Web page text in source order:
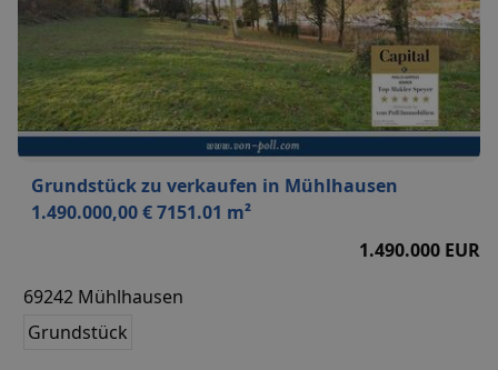
Grundstück zu verkaufen in Mühlhausen
1.490.000,00 € 7151.01 m²
1.490.000 EUR
69242 Mühlhausen
Grundstück